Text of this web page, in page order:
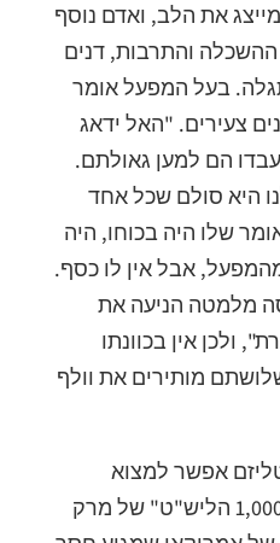
את הלב, ואדם נוסף
והתרבות, דנים
בעל המפעל אומר
צעירים. "האל ידאג
הם למען גאולתם.
היא סולם שכל אחד
שלו היה בכוחו, היה
אבל אין לו כסף.
מלמטה הניעה את
ולכן אין בכוונתו
מותירים את וולף
אפשר למצוא
בסיפור "השטר בן 1,000,000 הליש"ט" של מרק